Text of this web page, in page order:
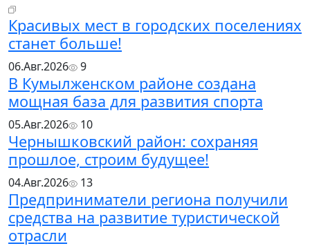
Красивых мест в городских поселениях
станет больше!
06.Авг.2026 9
В Кумылженском районе создана
мощная база для развития спорта
05.Авг.2026 10
Чернышковский район: сохраняя
прошлое, строим будущее!
04.Авг.2026 13
Предприниматели региона получили
средства на развитие туристической
отрасли